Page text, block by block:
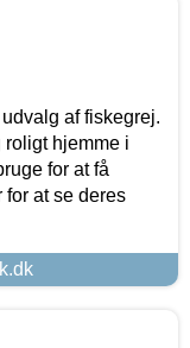
af fiskegrej.
hjemme i
for at få
at se deres